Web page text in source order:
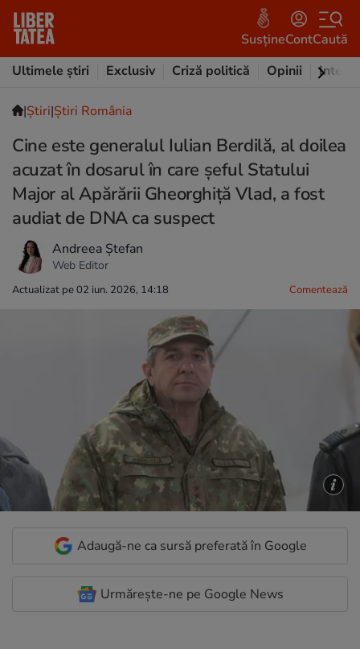
SusțineContCaută
Ultimele știri
Exclusiv Criză politică Opinii
|Ştiri|Știri România
Cine este generalul Iulian Berdilă, al doilea
acuzat în dosarul în care șeful Statului
Major al Apărării Gheorghiță Vlad, a fost
audiat de DNA ca suspect
Andreea Ștefan
Web Editor
Actualizat pe 02 iun. 2026, 14:18 Comentează
Adaugă-ne ca sursă preferată în Google
Urmărește-ne pe Google News